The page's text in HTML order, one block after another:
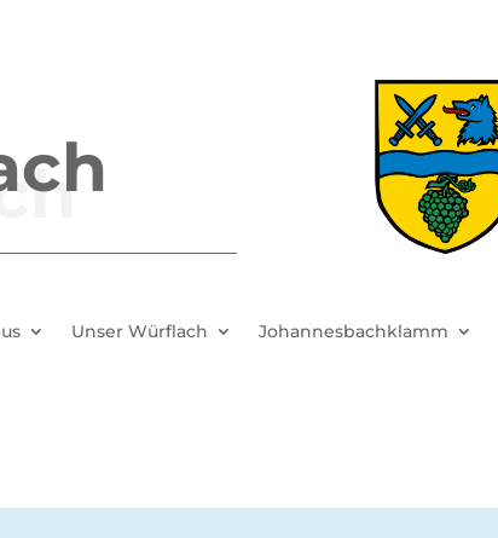
Unser Würflach Johannesbachklamm